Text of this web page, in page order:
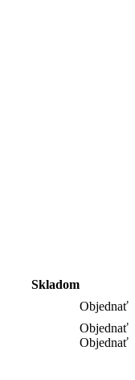
Skladom
Objednať
Objednať
Objednať